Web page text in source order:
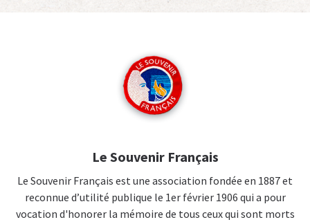
Le Souvenir Français
Le Souvenir Français est une association fondée en 1887 et
reconnue d’utilité publique le 1er février 1906 qui a pour
vocation d'honorer la mémoire de tous ceux qui sont morts